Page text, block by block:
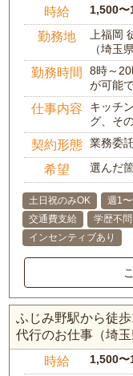
時給 1,500〜
勤務地
上福岡
（埼玉
勤務時間
8時～
が可能
仕事内容
キッチ
グ、そ
契約形態 業務委託
希望 選んだ
土日祝のみOK 週1
交通費支給
学歴不問
インセンティブあり
ふじみ野駅から徒
代行のお仕事（埼玉
時給 1,500〜